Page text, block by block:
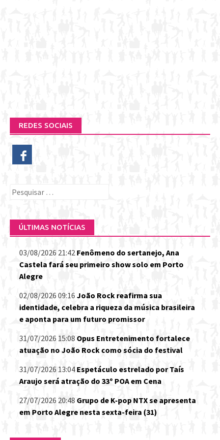
REDES SOCIAIS
Pesquisar
ÚLTIMAS NOTÍCIAS
03/08/2026 21:42 Fenômeno do sertanejo, Ana
Castela fará seu primeiro show solo em Porto
Alegre
02/08/2026 09:16 João Rock reafirma sua
identidade, celebra a riqueza da música brasileira
e aponta para um futuro promissor
31/07/2026 15:08 Opus Entretenimento fortalece
atuação no João Rock como sócia do festival
31/07/2026 13:04 Espetáculo estrelado por Taís
Araujo será atração do 33º POA em Cena
27/07/2026 20:48 Grupo de K-pop NTX se apresenta
em Porto Alegre nesta sexta-feira (31)